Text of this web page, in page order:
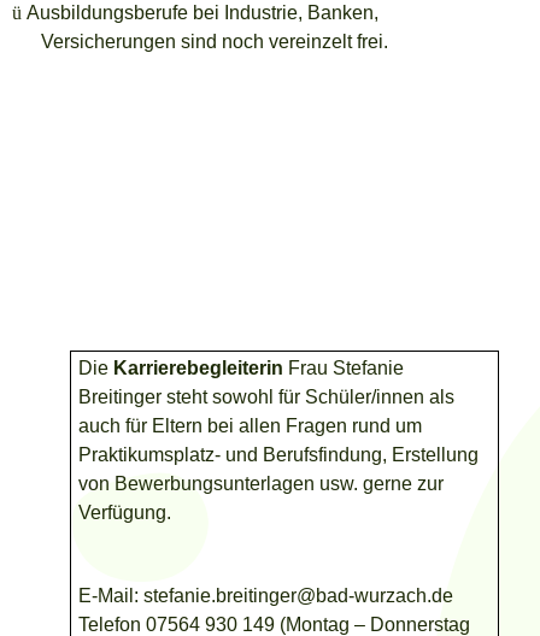
ü Ausbildungsberufe bei Industrie, Banken,
Versicherungen sind noch vereinzelt frei.
Die Karrierebegleiterin Frau Stefanie
Breitinger steht sowohl für Schüler/innen als
auch für Eltern bei allen Fragen rund um
Praktikumsplatz- und Berufsfindung, Erstellung
von Bewerbungsunterlagen usw. gerne zur
Verfügung.
E-Mail: stefanie.breitinger@bad-wurzach.de
Telefon 07564 930 149 (Montag – Donnerstag